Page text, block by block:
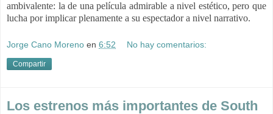
ambivalente: la de una película admirable a nivel estético, pero que
lucha por implicar plenamente a su espectador a nivel narrativo.
Jorge Cano Moreno en 6:52 No hay comentarios:
Compartir
Los estrenos más importantes de South